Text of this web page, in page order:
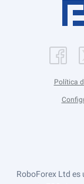
Política
RoboForex Ltd